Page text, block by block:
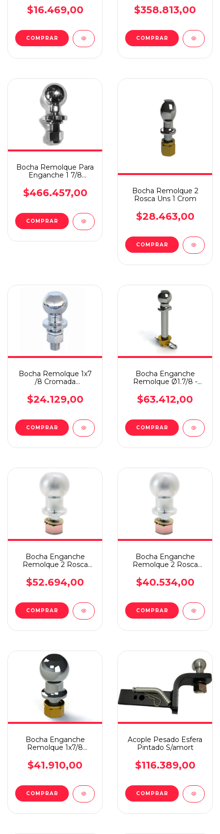
$16.469,00 $358.813,00
Bocha Remolque Para
Enganche 1 7/8
$466.457,00
Bocha Remolque 2
Rosca Uns 1 Crom
$28.463,00
Bocha Remolque 1x7
/8 Cromada
$24.129,00
Bocha Enganche
Remolque Ø1.7/8 -
Zincada
$63.412,00
Bocha Enganche
Remolque 2 Rosca
$52.694,00
Bocha Enganche
Remolque 2 Rosca
$40.534,00
Bocha Enganche
Remolque 1x7/8
Cromada
$41.910,00
Acople Pesado Esfera
Pintado S/amort
$116.389,00